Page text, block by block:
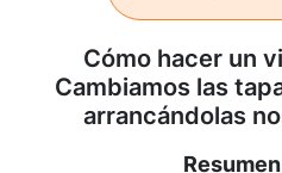
Cómo hacer un
Cambiamos las
arrancándolas